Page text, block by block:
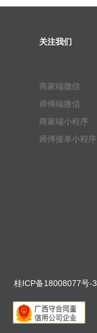
关注我们
商家端微信
师傅端微信
商家端小程序
师傅接单小程序
桂ICP备18008077号-3